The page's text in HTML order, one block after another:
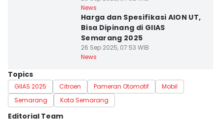
News
Harga dan Spesifikasi AION UT,
Bisa Dipinang di GIIAS
Semarang 2025
26 Sep 2025, 07:53 WIB
News
Topics
GIIAS 2025 Citroen Pameran Otomotif
Mobil
Semarang
Kota Semarang
Editorial Team